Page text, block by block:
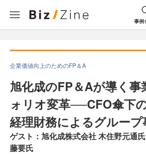
事例
企業価値向上のためのFP＆A
旭化成のFP＆Aが導く事
ォリオ変革──CFO傘下
経理財務によるグループ
ゲスト：旭化成株式会社 木住野元通
藤要氏